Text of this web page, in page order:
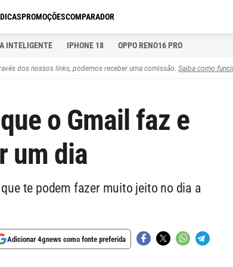
DICASPROMOÇÕESCOMPARADOR
INTELIGENTE IPHONE 18 OPPO RENO16 PRO
dos nossos links, podemos receber uma comissão. Saiba como
o Gmail faz e
um dia
te podem fazer muito jeito no dia a
Adicionar 4gnews como fonte preferida